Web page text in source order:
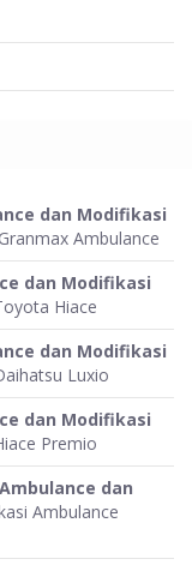
dan Modifikasi
Ambulance
dan Modifikasi
Hiace
dan Modifikasi
Luxio
dan Modifikasi
Premio
dan
Ambulance